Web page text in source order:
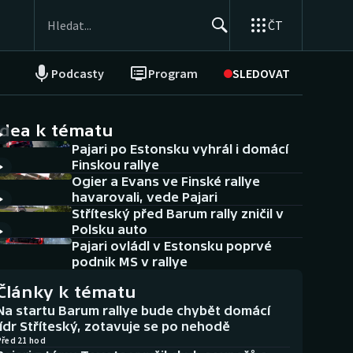
ČT
Podcasty Program SLEDOVAT
NEPŘEHLÉDNĚTE
Historické návraty
Aplikace ČT sport
AZ kvíz
k tématu
Pajari po Estonsku vyhrál i domácí
Finskou rallye
Ogier a Evans ve Finské rallye
havarovali, vede Pajari
Stříteský před Barum rally zničil v
Polsku auto
Pajari ovládl v Estonsku poprvé
podnik MS v rallye
k tématu
startu Barum rallye bude chybět domácí
Stříteský, zotavuje se po nehodě
21 hod